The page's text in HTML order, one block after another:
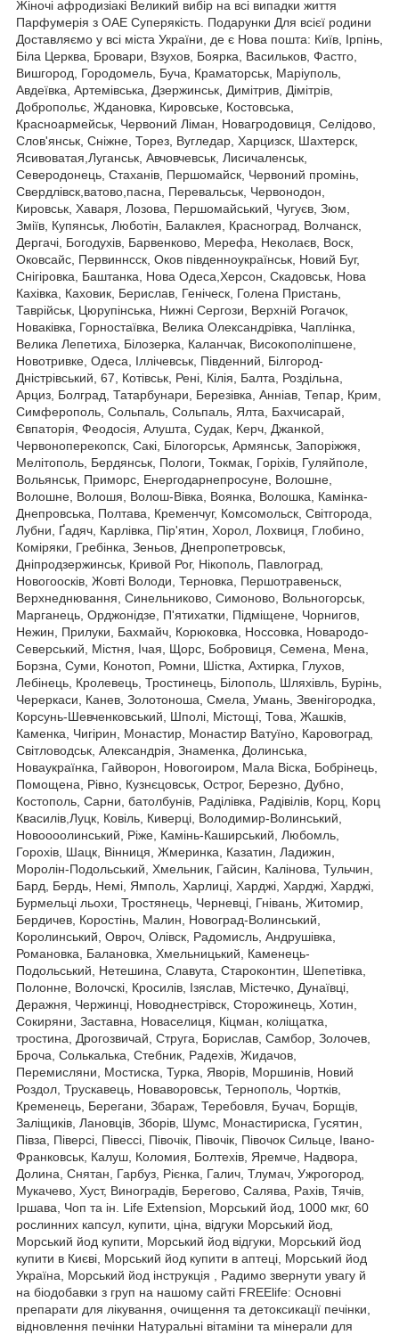
Жіночі афродизіакі Великий вибір на всі випадки життя
Парфумерія з ОАЕ Суперякість. Подарунки Для всієї родини
Доставляємо у всі міста України, де є Нова пошта: Київ, Ірпінь,
Біла Церква, Бровари, Взухов, Боярка, Васильков, Фастго,
Вишгород, Городомель, Буча, Краматорськ, Маріуполь,
Авдеївка, Артемівська, Дзержинськ, Димітрив, Дімітрів,
Добропольє, Ждановка, Кировське, Костовська,
Красноармейськ, Червоний Ліман, Новагродовиця, Селідово,
Слов'янськ, Сніжне, Торез, Вугледар, Харцизск, Шахтерск,
Ясивоватая,Луганськ, Авчовчевськ, Лисичаленськ,
Северодонець, Стаханів, Першомайск, Червоний промінь,
Свердлівск,ватово,пасна, Перевальськ, Червонодон,
Кировськ, Хаваря, Лозова, Першомайський, Чугуєв, Зюм,
Зміїв, Купянськ, Люботін, Балаклея, Красноград, Волчанск,
Дергачі, Богодухів, Барвенково, Мерефа, Неколаєв, Воск,
Оковсайс, Первиннсск, Оков південноукраїнськ, Новий Буг,
Снігіровка, Баштанка, Нова Одеса,Херсон, Скадовськ, Нова
Кахівка, Каховик, Берислав, Геніческ, Голена Пристань,
Таврійськ, Цюрупінська, Нижні Сергози, Верхній Рогачок,
Новаківка, Горностаївка, Велика Олександрівка, Чаплінка,
Велика Лепетиха, Білозерка, Каланчак, Високополіпшене,
Новотривке, Одеса, Іллічевськ, Південний, Білгород-
Дністрівський, 67, Котівськ, Рені, Кілія, Балта, Роздільна,
Арциз, Болград, Татарбунари, Березівка, Анніав, Тепар, Крим,
Симферополь, Сольпаль, Сольпаль, Ялта, Бахчисарай,
Євпаторія, Феодосія, Алушта, Судак, Керч, Джанкой,
Червоноперекопск, Сакі, Білогорськ, Армянськ, Запоріжжя,
Мелітополь, Бердянськ, Пологи, Токмак, Горіхів, Гуляйполе,
Вольянськ, Приморс, Енергодарнепросуне, Волошне,
Волошне, Волошя, Волош-Вівка, Воянка, Волошка, Камінка-
Днепровська, Полтава, Кременчуг, Комсомольск, Світгорода,
Лубни, Ґадяч, Карлівка, Пір'ятин, Хорол, Лохвиця, Глобино,
Коміряки, Гребінка, Зеньов, Днепропетровськ,
Дніпродзержинськ, Кривой Рог, Нікополь, Павлоград,
Новогоосків, Жовті Володи, Терновка, Першотравеньск,
Верхнеднювання, Синельниково, Симоново, Вольногорськ,
Марганець, Орджонідзе, П'ятихатки, Підміщене, Чорнигов,
Нежин, Прилуки, Бахмайч, Корюковка, Носсовка, Новародо-
Северський, Містня, Ічая, Щорс, Бобровиця, Семена, Мена,
Борзна, Суми, Конотоп, Ромни, Шістка, Ахтирка, Глухов,
Лебінець, Кролевець, Тростинець, Білополь, Шляхівль, Бурінь,
Череркаси, Канев, Золотоноша, Смела, Умань, Звенігородка,
Корсунь-Шевченковський, Шполі, Містощі, Това, Жашків,
Каменка, Чигірин, Монастир, Монастир Ватуїно, Каровоград,
Світловодськ, Александрія, Знаменка, Долинська,
Новаукраїнка, Гайворон, Новогоиром, Мала Віска, Бобрінець,
Помощена, Рівно, Кузнєцовськ, Острог, Березно, Дубно,
Костополь, Сарни, батолбунів, Раділівка, Радівілів, Корц, Корц
Квасилів,Луцк, Ковіль, Киверці, Володимир-Волинський,
Новоооолинський, Ріже, Камінь-Каширський, Любомль,
Горохів, Шацк, Вінниця, Жмеринка, Казатин, Ладижин,
Моролін-Подольський, Хмельник, Гайсин, Калінова, Тульчин,
Бард, Бердь, Немі, Ямполь, Харлиці, Харджі, Харджі, Харджі,
Бурмельці льохи, Тростянець, Черневці, Гнівань, Житомир,
Бердичев, Коростінь, Малин, Новоград-Волинський,
Королинський, Овроч, Олівск, Радомисль, Андрушівка,
Романовка, Балановка, Хмельницький, Каменець-
Подольський, Нетешина, Славута, Староконтин, Шепетівка,
Полонне, Волочскі, Кросилів, Ізяслав, Містечко, Дунаївці,
Деражня, Чержинці, Новоднестрівск, Сторожинець, Хотин,
Сокиряни, Заставна, Новаселиця, Кіцман, коліщатка,
тростина, Дрогозвичай, Струга, Борислав, Самбор, Золочев,
Броча, Солькалька, Стебник, Радехів, Жидачов,
Перемисляни, Мостиска, Турка, Яворів, Моршинів, Новий
Роздол, Трускавець, Новаворовськ, Тернополь, Чортків,
Кременець, Берегани, Збараж, Теребовля, Бучач, Борщів,
Заліщиків, Лановців, Зборів, Шумс, Монастириска, Гусятин,
Півза, Піверсі, Півессі, Півочік, Півочік, Півочок Сильце, Івано-
Франковськ, Калуш, Коломия, Болтехів, Яремче, Надвора,
Долина, Снятан, Гарбуз, Рієнка, Галич, Тлумач, Ужрогород,
Мукачево, Хуст, Виноградів, Берегово, Салява, Рахів, Тячів,
Іршава, Чоп та ін. Life Extension, Морський йод, 1000 мкг, 60
рослинних капсул, купити, ціна, відгуки Морський йод,
Морський йод купити, Морський йод відгуки, Морський йод
купити в Києві, Морський йод купити в аптеці, Морський йод
Україна, Морський йод інструкція , Радимо звернути увагу й
на біодобавки з груп на нашому сайті FREElife: Основні
препарати для лікування, очищення та детоксикації печінки,
відновлення печінки Натуральні вітаміни та мінерали для